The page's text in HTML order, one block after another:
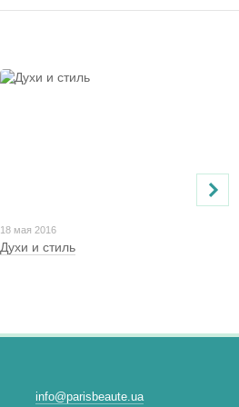
18 мая 2016
Духи и стиль
info@parisbeaute.ua